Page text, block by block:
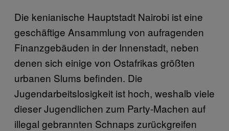
Die kenianische Hauptstadt Nairobi ist eine
geschäftige Ansammlung von aufragenden
Finanzgebäuden in der Innenstadt, neben
denen sich einige von Ostafrikas größten
urbanen Slums befinden. Die
Jugendarbeitslosigkeit ist hoch, weshalb viele
dieser Jugendlichen zum Party-Machen auf
illegal gebrannten Schnaps zurückgreifen